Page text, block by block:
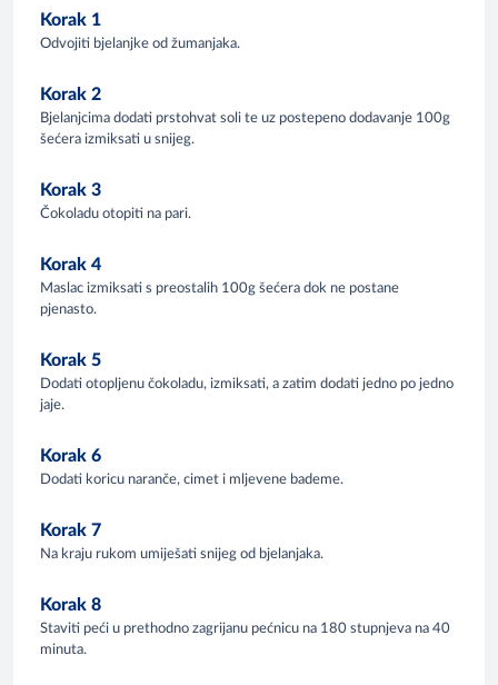
Korak 1
Odvojiti bjelanjke od žumanjaka.
Korak 2
Bjelanjcima dodati prstohvat soli te uz postepeno dodavanje 100g
šećera izmiksati u snijeg.
Korak 3
Čokoladu otopiti na pari.
Korak 4
Maslac izmiksati s preostalih 100g šećera dok ne postane
pjenasto.
Korak 5
Dodati otopljenu čokoladu, izmiksati, a zatim dodati jedno po jedno
jaje.
Korak 6
Dodati koricu naranče, cimet i mljevene bademe.
Korak 7
Na kraju rukom umiješati snijeg od bjelanjaka.
Korak 8
Staviti peći u prethodno zagrijanu pećnicu na 180 stupnjeva na 40
minuta.